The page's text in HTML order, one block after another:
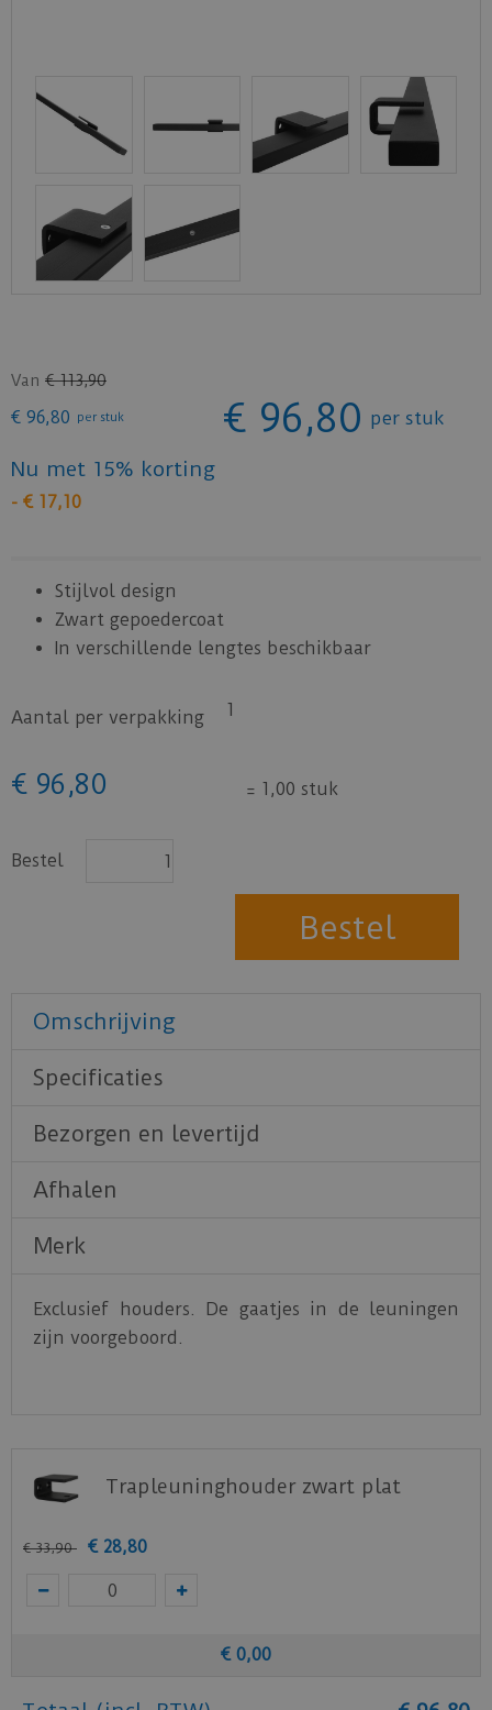
Van € 113,90
€ 96,80 per stuk € 96,80 per stuk
Nu met 15% korting
- € 17,10
Stijlvol design
Zwart gepoedercoat
In verschillende lengtes beschikbaar
Aantal per verpakking 1
€ 96 ,80 = 1,00 stuk
Bestel
Omschrijving
Specificaties
Bezorgen en levertijd
Afhalen
Merk
Exclusief houders. De gaatjes in de leuningen
zijn voorgeboord.
Trapleuninghouder zwart plat
€ 33,90 € 28,80
€ 0,00